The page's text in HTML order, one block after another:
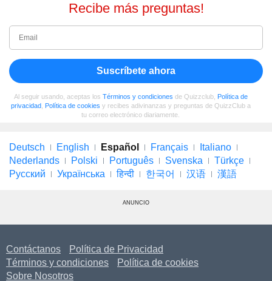
Recibe más preguntas!
Suscríbete ahora
Al seguir usando, aceptas los Términos y condiciones de Quizzclub, Política de
privacidad, Política de cookies y recibes adivinanzas y preguntas de QuizzClub a
tu correo electrónico diariamente.
Deutsch English Español Français
Italiano
Nederlands
Polski Português Svenska
Türkçe
Русский
Українська हिन्दी 한국어 汉语 漢語
ANUNCIO
Contáctanos
Política de Privacidad
Términos y condiciones
Política de cookies
Sobre Nosotros